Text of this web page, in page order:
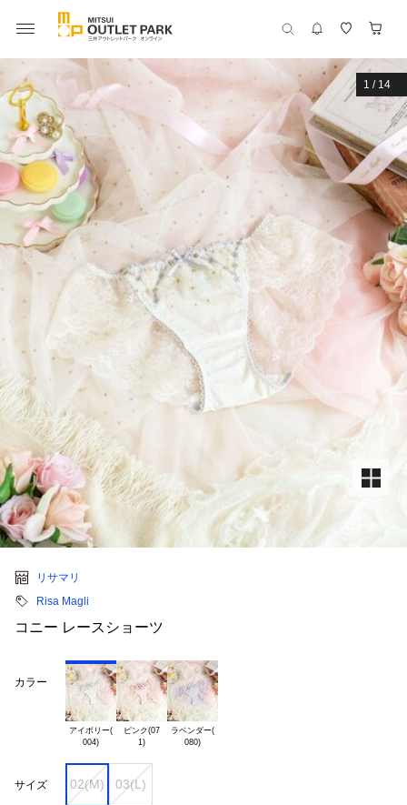
1 / 14
リサマリ
Risa Magli
コニー レースショーツ
カラー
アイボリー(
ピンク(07
ラベンダー(
サイズ 02(M) 03(L)